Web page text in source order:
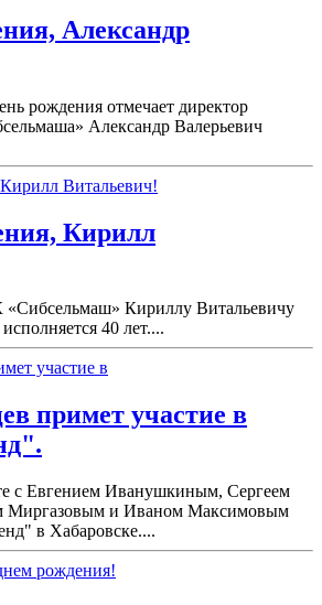
Александр
рождения отмечает директор
Александр Валерьевич
Кирилл
«Сибсельмаш» Кириллу Витальевичу
40 лет....
примет участие в
с Евгением Иванушкиным, Сергеем
Миргазовым и Иваном Максимовым
в Хабаровске....